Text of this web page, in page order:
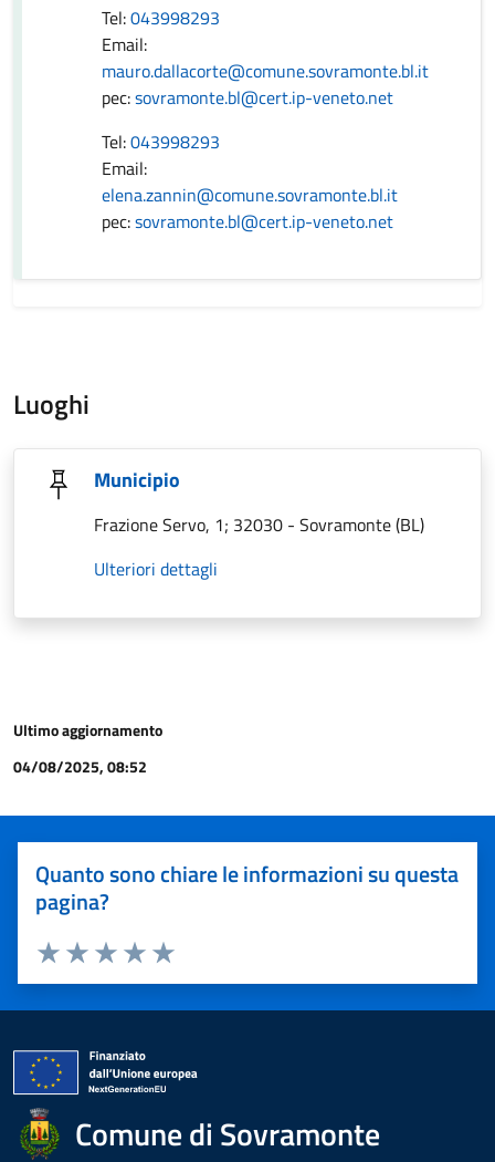
Tel:043998293
Email:
mauro.dallacorte@comune.sovramonte.bl.it
pec:sovramonte.bl@cert.ip-veneto.net
Tel:043998293
Email:
elena.zannin@comune.sovramonte.bl.it
pec:sovramonte.bl@cert.ip-veneto.net
Luoghi
Municipio
Frazione Servo, 1; 32030 - Sovramonte (BL)
Ulteriori dettagli
Ultimo aggiornamento
04/08/2025, 08:52
Quanto sono chiare le informazioni su questa
pagina?
Valuta 5 stelle su 5
Valuta 4 stelle su 5
Valuta 3 stelle su 5
Valuta 2 stelle su 5
Valuta 1 stelle su 5
Comune di Sovramonte